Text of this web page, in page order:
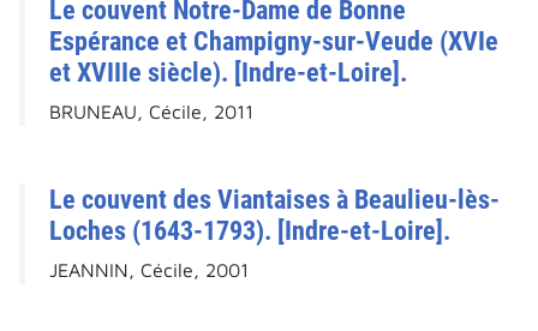
Le couvent Notre-Dame de Bonne
Espérance et Champigny-sur-Veude (XVIe
et XVIIIe siècle). [Indre-et-Loire].
BRUNEAU, Cécile, 2011
Le couvent des Viantaises à Beaulieu-lès-
Loches (1643-1793). [Indre-et-Loire].
JEANNIN, Cécile, 2001